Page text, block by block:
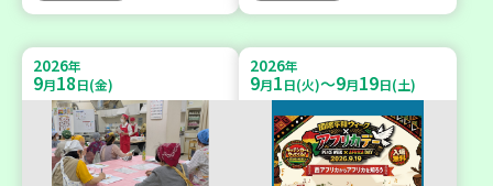
2026年
9月18日(金)
2026年
9月1日(火)～9月19日(土)